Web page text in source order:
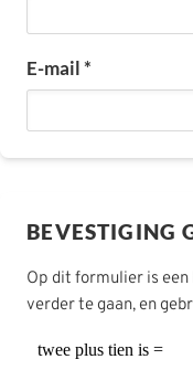
E-mail *
BEVESTIGING
Op dit formulier is een
verder te gaan, en